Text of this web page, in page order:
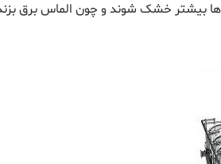
بیشتر خشک شوند و چون الماس برق